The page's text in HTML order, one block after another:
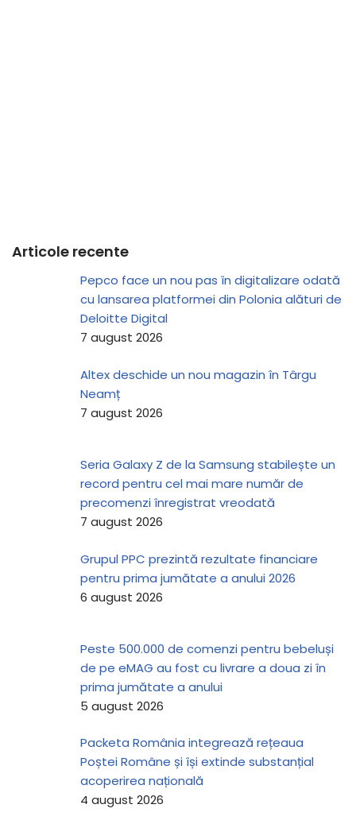
Articole recente
Pepco face un nou pas în digitalizare odată
cu lansarea platformei din Polonia alături de
Deloitte Digital
7 august 2026
Altex deschide un nou magazin în Târgu
Neamț
7 august 2026
Seria Galaxy Z de la Samsung stabilește un
record pentru cel mai mare număr de
precomenzi înregistrat vreodată
7 august 2026
Grupul PPC prezintă rezultate financiare
pentru prima jumătate a anului 2026
6 august 2026
Peste 500.000 de comenzi pentru bebeluși
de pe eMAG au fost cu livrare a doua zi în
prima jumătate a anului
5 august 2026
Packeta România integrează rețeaua
Poștei Române și își extinde substanțial
acoperirea națională
4 august 2026